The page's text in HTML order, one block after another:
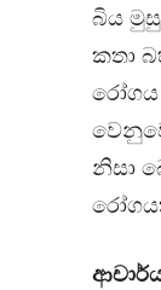
බිය
කතා
රෝගය
නිසා